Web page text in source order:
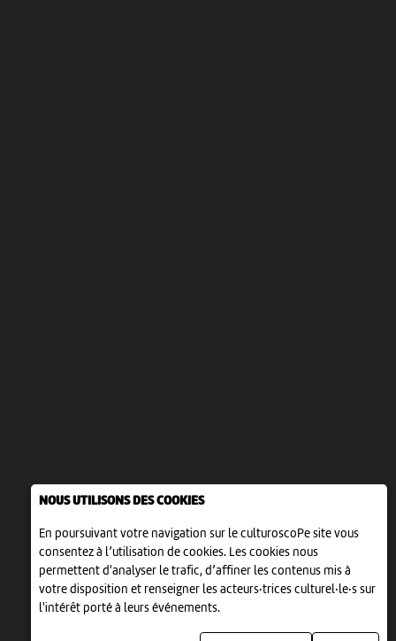
NOUS UTILISONS DES COOKIES
En poursuivant votre navigation sur le culturoscoPe site vous
consentez à l’utilisation de cookies. Les cookies nous
permettent d'analyser le trafic, d’affiner les contenus mis à
votre disposition et renseigner les acteurs·trices culturel·le·s sur
l'intérêt porté à leurs événements.